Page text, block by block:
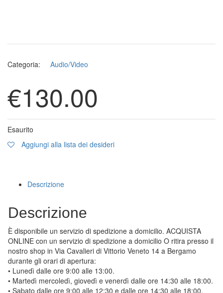
Categoria: Audio/Video
€130.00
Esaurito
Aggiungi alla lista dei desideri
Descrizione
Descrizione
È disponibile un servizio di spedizione a domicilio. ACQUISTA
ONLINE con un servizio di spedizione a domicilio O ritira presso il
nostro shop in Via Cavalieri di Vittorio Veneto 14 a Bergamo
durante gli orari di apertura:
• Lunedì dalle ore 9:00 alle 13:00.
• Martedì mercoledì, giovedì e venerdì dalle ore 14:30 alle 18:00.
• Sabato dalle ore 9:00 alle 12:30 e dalle ore 14:30 alle 18:00.